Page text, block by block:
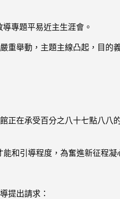
專題平易近主生涯會。
重舉動，主題主線凸起，目的
正在承受百分之八十七點八八
和引導程度，為奮進新征程凝
提出請求：